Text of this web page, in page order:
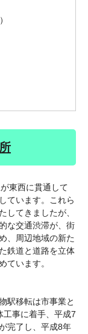
東西に貫通して
ています。これら
してきましたが、
な交通渋滞が、街
、周辺地域の新た
鉄道と道路を立体
ています。
駅移転は市事業と
工事に着手、平成7
完了し、平成8年